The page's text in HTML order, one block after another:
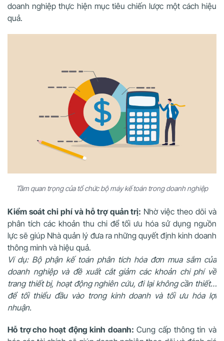
doanh nghiệp thực hiện mục tiêu chiến lược một cách hiệu
quả.
Tầm quan trọng của tổ chức bộ máy kế toán trong doanh nghiệp
Kiểm soát chi phí và hỗ trợ quản trị: Nhờ việc theo dõi và
phân tích các khoản thu chi để tối ưu hóa sử dụng nguồn
lực sẽ giúp Nhà quản lý đưa ra những quyết định kinh doanh
thông minh và hiệu quả.
Ví dụ: Bộ phận kế toán phân tích hóa đơn mua sắm của
doanh nghiệp và đề xuất cắt giảm các khoản chi phí về
trang thiết bị, hoạt động nghiên cứu, đi lại không cần thiết…
để tối thiểu đầu vào trong kinh doanh và tối ưu hóa lợi
nhuận.
Hỗ trợ cho hoạt động kinh doanh: Cung cấp thông tin và